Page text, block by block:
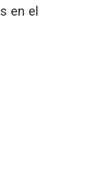
en el